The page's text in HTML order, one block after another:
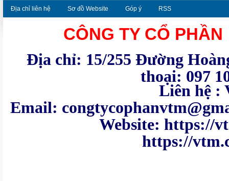
Địa chỉ liên hệ Sơ đồ Website Góp ý RSS
CÔNG TY CỔ
Địa chỉ: 15/255 Đường
thoại: 097
Liên hệ : VTM -
Email:
Website:
https://